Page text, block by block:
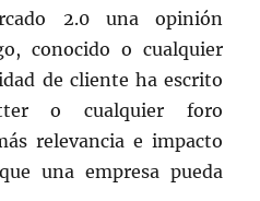
2.0 una opinión
conocido o cualquier
de cliente ha escrito
o cualquier foro
relevancia e impacto
una empresa pueda